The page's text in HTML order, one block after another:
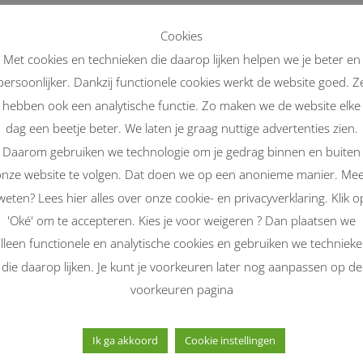
reparaties uitgevoerd door andere, dan de door de
bestemming corresponderend gebruik of onoordeelkundig
of nalatig onderhoud.
of oneigenlijk gebruik zijn uitgesloten van garantie. Dit
of vervangen worden zonder kosten.
periode.
zullen de kosten van de klacht niet vergoed worden.
Deze kosten dienen vooraf betaald te worden.
op; wij verzorgen de garantie-afhandeling volledig met de
Diensten
Cookies
Met cookies en technieken die daarop lijken helpen we je beter en
Dankzij functionele cookies werkt de website goed.
hebben ook een analytische functie. Zo maken we de website elke
dag een beetje beter. We laten je graag nuttige advertenties zien.
Daarom gebruiken we technologie om je gedrag binnen en buiten
website te volgen. Dat doen we op een anonieme manier.
Lees hier alles over onze cookie- en privacyverklaring. Klik
'Oké' om te accepteren. Kies je voor weigeren ? Dan plaatsen we
functionele en analytische cookies en gebruiken we
die daarop lijken. Je kunt je voorkeuren later nog aanpassen op de
voorkeuren pagina
Ik ga akkoord Cookie instellingen